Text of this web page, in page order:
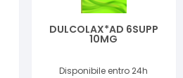
DULCOLAX*AD 6SUPP
10MG
Disponibile entro 24h